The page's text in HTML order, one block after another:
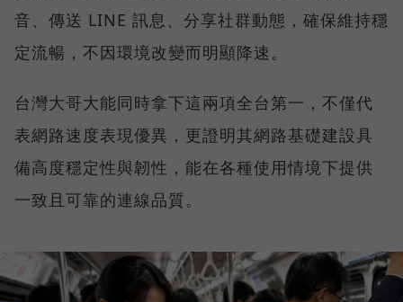
音、傳送 LINE 訊息、分享社群動態，確保維持穩
定流暢，不因環境改變而明顯降速。
台灣大哥大能同時拿下這兩項全台第一，不僅代
表網路速度表現優異，更證明其網路基礎建設具
備高度穩定性與韌性，能在各種使用情境下提供
一致且可靠的連線品質。